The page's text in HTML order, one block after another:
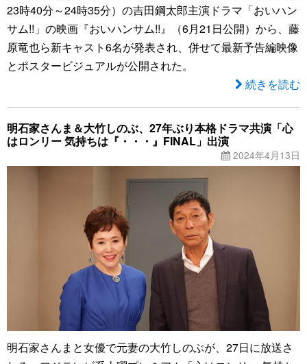
23時40分～24時35分）の吉田鋼太郎主演ドラマ「おいハン
サム!!」の映画『おいハンサム!!』（6月21日公開）から、藤
原竜也ら新キャスト6名が発表され、併せて最新予告編映像
とポスタービジュアルが公開された。
続きを読む
明石家さんま＆大竹しのぶ、27年ぶり本格ドラマ共演「心
はロンリー 気持ちは『・・・』FINAL」出演
2024年4月13日
明石家さんまと女優で元妻の大竹しのぶが、27日に放送さ